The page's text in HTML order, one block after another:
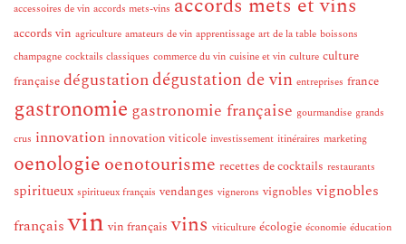
accessoires de vin accords mets-vins
accords vin agriculture amateurs de vin apprentissage art de la table boissons
champagne cocktails classiques commerce du vin cuisine et vin culture culture
française dégustationdégustation de vin entreprises france
gastronomie gastronomie française gourmandise grands
crus innovation innovation viticole investissement itinéraires marketing
oenologie oenotourisme recettes de cocktails restaurants
spiritueux spiritueux français vendanges vignerons vignobles vignobles
français vin vin français vins viticulture écologie économie éducation